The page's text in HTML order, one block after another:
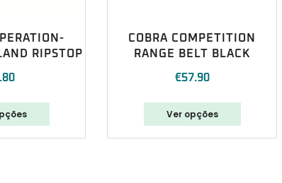
RIPSTOP
COBRA COMPETITION
RANGE BELT BLACK
€57.90
Ver opções